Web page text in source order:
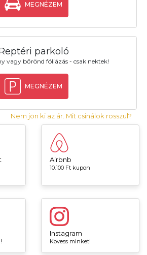
MEGNÉZEM
parkoló
vagy bőrönd fóliázás - csak nektek!
MEGNÉZEM
Nem jön ki az ár. Mit csinálok rosszul?
Airbnb
10.100 Ft kupon
Instagram
Kövess minket!